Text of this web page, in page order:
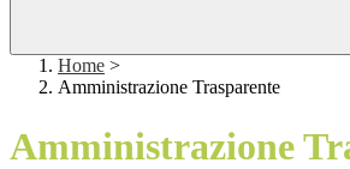
Home >
Amministrazione Trasparente
Amministrazione